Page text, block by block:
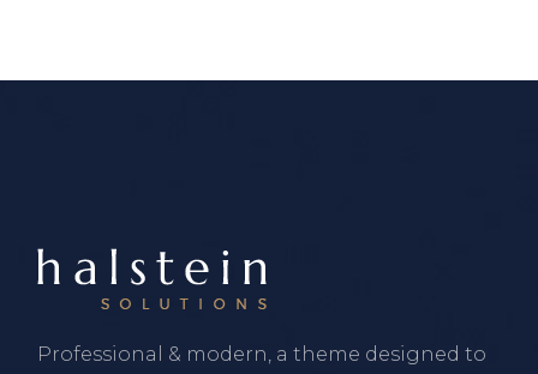
Professional & modern, a theme designed to